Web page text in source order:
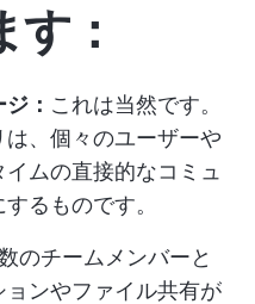
：
： これは当然です。
、個々のユーザーや
ムの直接的なコミュ
るものです。
のチームメンバーと
ンやファイル共有が